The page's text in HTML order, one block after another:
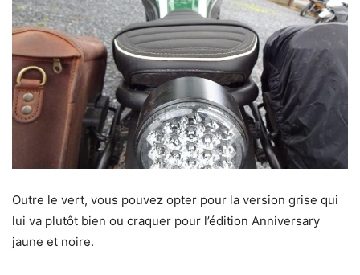
Outre le vert, vous pouvez opter pour la version grise qui
lui va plutôt bien ou craquer pour l’édition Anniversary
jaune et noire.